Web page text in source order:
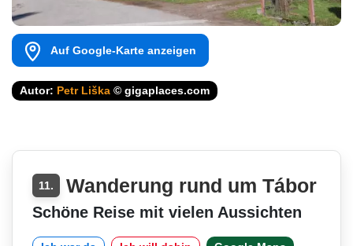
Auf Google-Karte anzeigen
Autor: Petr Liška © gigaplaces.com
11. Wanderung rund um Tábor
Schöne Reise mit vielen Aussichten